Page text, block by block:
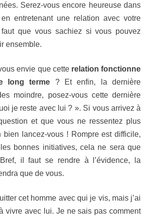
Serez-vous encore heureuse dans
entretenant une relation avec votre
que vous sachiez si vous pouvez
ensemble.
envie que cette relation fonctionne
long terme ? Et enfin, la dernière
moindre, posez-vous cette dernière
je reste avec lui ? ». Si vous arrivez à
et que vous ne ressentez plus
bien lancez-vous ! Rompre est difficile,
bonnes initiatives, cela ne sera que
il faut se rendre à l’évidence, la
que de vous.
cet homme avec qui je vis, mais j’ai
vivre avec lui. Je ne sais pas comment